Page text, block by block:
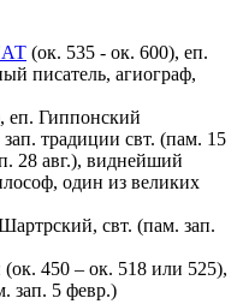
(ок. 535 - ок. 600), еп.
писатель, агиограф,
еп. Гиппонский
традиции свт. (пам. 15
28 авг.), виднейший
один из великих
свт. (пам. зап.
450 – ок. 518 или 525),
зап. 5 февр.)